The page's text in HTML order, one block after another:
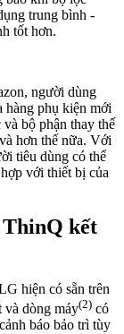
trung bình -
tốt hơn.
người dùng
phụ kiện mới
bộ phận thay thế
hơn thế nữa. Với
tiêu dùng có thể
với thiết bị của
kết
hiện có sẵn trên
và dòng máy(2) có
báo bảo trì tùy